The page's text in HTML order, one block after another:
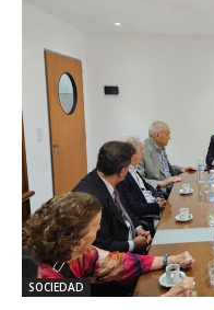
SOCIEDAD